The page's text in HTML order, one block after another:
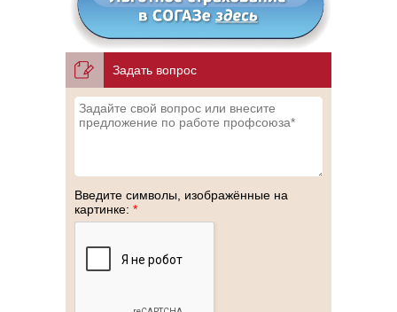
Задать вопрос
Введите символы, изображённые на
картинке: *